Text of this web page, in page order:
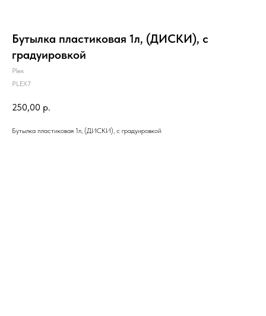
Бутылка пластиковая 1л, (ДИСКИ), с
градуировкой
Plex
PLEX7
250,00 р.
Бутылка пластиковая 1л, (ДИСКИ), с градуировкой